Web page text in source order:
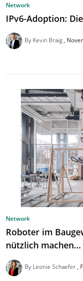
Network
IPv6-Adoption:
By Kevin Braig
Network
Roboter im
nützlich machen…
By Leonie Schaefer